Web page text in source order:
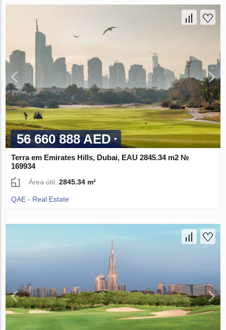
56 660 888 AED
Terra em Emirates Hills, Dubai, EAU 2845.34 m2 №
169934
Área útil:2845.34 m²
QAE - Real Estate